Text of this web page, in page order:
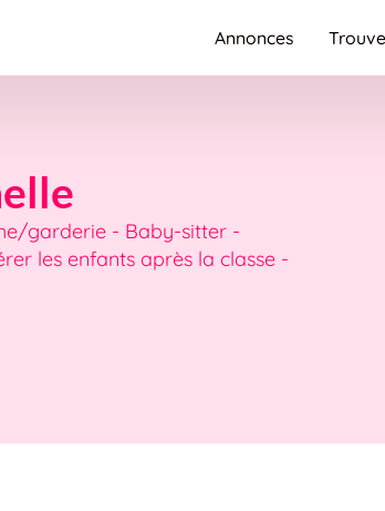
Annonces
garderie - Baby-sitter -
les enfants après la classe -